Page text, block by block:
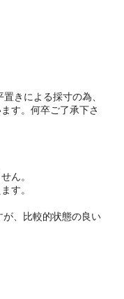
きによる採寸の為、
す。何卒ご了承下さ
ん。
す。
、比較的状態の良い